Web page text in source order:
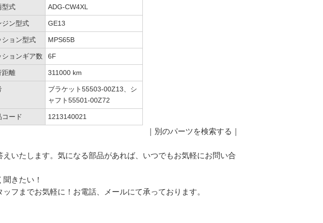
型式 ADG-CW4XL
ジン型式 GE13
ション型式 MPS65B
ションギア数 6F
距離 311000 km
ブラケット55503-00Z13、シ
ャフト55501-00Z72
コード 1213140021
別のパーツを検索する
いたします。気になる部品があれば、いつでもお気軽にお問い合
きたい！
フまでお気軽に！お電話、メールにて承っております。